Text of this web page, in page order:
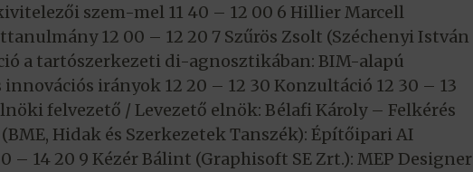
szem-mel 11 40 – 12 00 6 Hillier Marcell
12 00 – 12 20 7 Szűrös Zsolt (Széchenyi István
a tartószerkezeti di-agnosztikában: BIM-alapú
irányok 12 20 – 12 30 Konzultáció 12 30 – 13
felvezető / Levezető elnök: Bélafi Károly – Felkérés
Hidak és Szerkezetek Tanszék): Építőipari AI
– 14 20 9 Kézér Bálint (Graphisoft SE Zrt.): MEP Designer